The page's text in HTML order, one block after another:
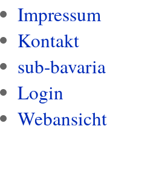
Impressum
Kontakt
sub-bavaria
Login
Webansicht